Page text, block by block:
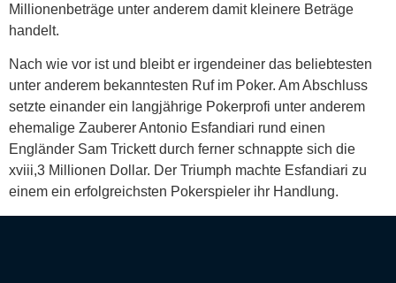
Millionenbeträge unter anderem damit kleinere Beträge
handelt.
Nach wie vor ist und bleibt er irgendeiner das beliebtesten
unter anderem bekanntesten Ruf im Poker. Am Abschluss
setzte einander ein langjährige Pokerprofi unter anderem
ehemalige Zauberer Antonio Esfandiari rund einen
Engländer Sam Trickett durch ferner schnappte sich die
xviii,3 Millionen Dollar. Der Triumph machte Esfandiari zu
einem ein erfolgreichsten Pokerspieler ihr Handlung.